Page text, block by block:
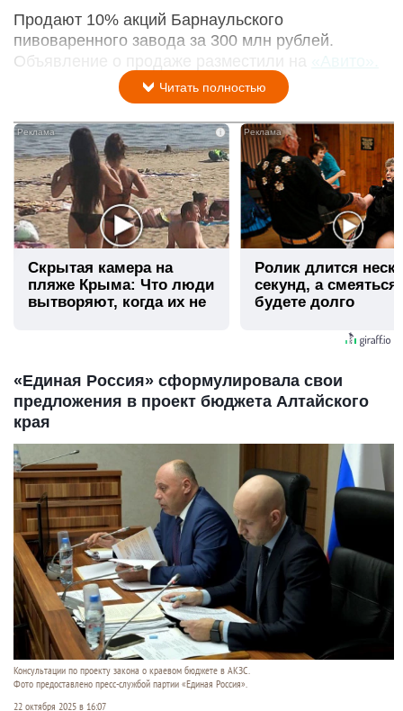
Продают 10% акций Барнаульского
пивоваренного завода за 300 млн рублей.
Объявление о продаже разместили на
«Авито».
Читать полностью
i
Скрытая камера на
пляже Крыма: Что люди
вытворяют, когда их не
Ролик длится
секунд, а
будете долго
«Единая Россия» сформулировала свои
предложения в проект бюджета Алтайского
края
Консультации по проекту закона о краевом бюджете в АКЗС.
Фото предоставлено пресс-службой партии «Единая Россия».
22 октября 2025 в 16:07